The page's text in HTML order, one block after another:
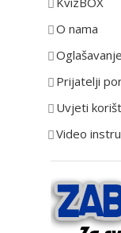
g
o
i
j
O nama
Oglašavanje
Prijatelji
Uvjeti
Video